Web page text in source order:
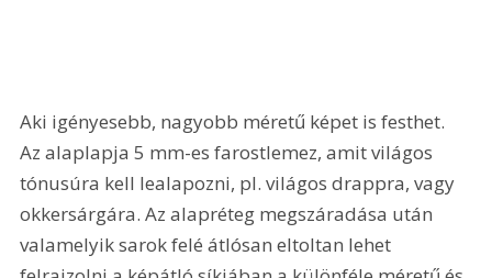
Aki igényesebb, nagyobb méretű képet is festhet.
Az alaplapja 5 mm-es farostlemez, amit világos
tónusúra kell lealapozni, pl. világos drappra, vagy
okkersárgára. Az alapréteg megszáradása után
valamelyik sarok felé átlósan eltoltan lehet